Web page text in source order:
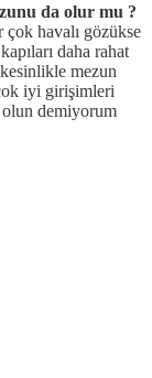
da olur mu ?
havalı gözükse
daha rahat
mezun
iyi girişimleri
demiyorum